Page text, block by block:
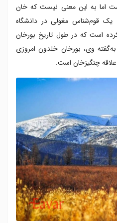
اما به این معنی نیست که خان
قوم‌شناس مغولی در دانشگاه
کرده است که در طول تاریخ بورخان
وی، بورخان خلدون امروزی
چنگیزخان است.